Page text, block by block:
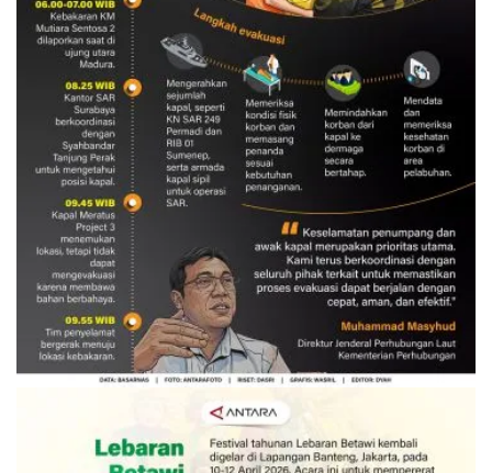
Evakuasi korban kebakaran KM
Mutiara Sentosa 2
3 Agustus 2026